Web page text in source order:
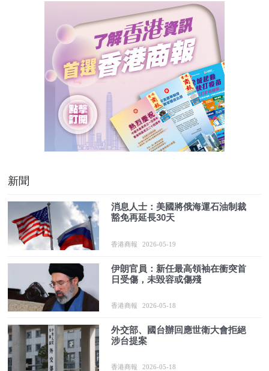
新聞
消息人士：美國將俄海運石油制裁
豁免再延長30天
香港商報 2026-05-19
伊朗官員：新任最高領袖在衝突首
日受傷，未毀容或傷殘
香港商報 2026-05-18
外交部、國台辦回應世衛大會拒絕
涉台提案
香港商報 2026-05-18